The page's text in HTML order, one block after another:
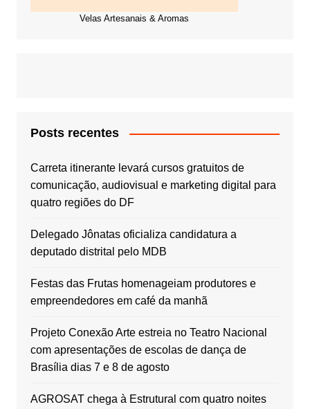
Velas Artesanais & Aromas
Posts recentes
Carreta itinerante levará cursos gratuitos de
comunicação, audiovisual e marketing digital para
quatro regiões do DF
Delegado Jônatas oficializa candidatura a
deputado distrital pelo MDB
Festas das Frutas homenageiam produtores e
empreendedores em café da manhã
Projeto Conexão Arte estreia no Teatro Nacional
com apresentações de escolas de dança de
Brasília dias 7 e 8 de agosto
AGROSAT chega à Estrutural com quatro noites